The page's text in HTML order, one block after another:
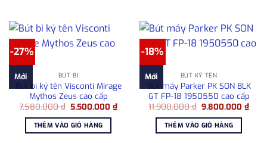
-27%
Mới BÚT BI
Bút bi ký tên Visconti Mirage
Mythos Zeus cao cấp
7.580.000₫ Giá
là:
7.580.000 ₫.
5.500.000₫Giá
hiện
5.500.000 ₫.
THÊM VÀO GIỎ HÀNG
-18%
Mới BÚT KÝ TÊN
Bút máy Parker PK SON BLK
GT FP-18 1950550 cao cấp
11.900.000₫ Giá
là:
11.900.000 ₫.
9.800.000₫Giá
hiện
THÊM VÀO GIỎ HÀNG